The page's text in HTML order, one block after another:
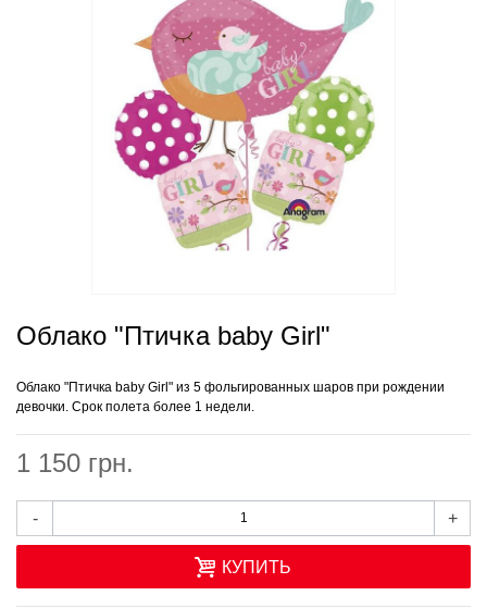
Облако "Птичка baby Girl"
Облако "Птичка baby Girl" из 5 фольгированных шаров при рождении
девочки. Срок полета более 1 недели.
1 150 грн.
- +
КУПИТЬ